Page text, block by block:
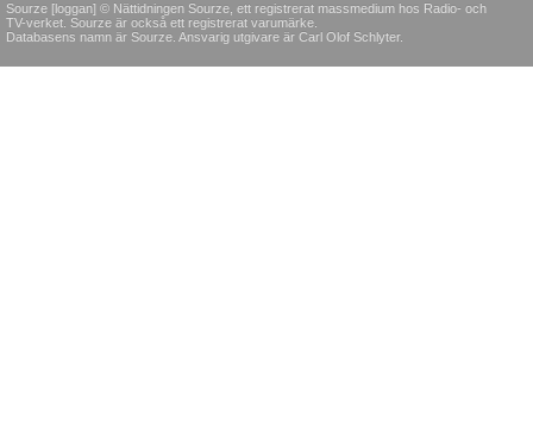
Sourze [loggan] © Nättidningen Sourze, ett registrerat massmedium hos Radio- och
TV-verket. Sourze är också ett registrerat varumärke.
Databasens namn är Sourze. Ansvarig utgivare är Carl Olof Schlyter.